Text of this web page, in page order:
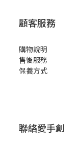
顧客服務
購物說明
售後服務
保養方式
聯絡愛手創